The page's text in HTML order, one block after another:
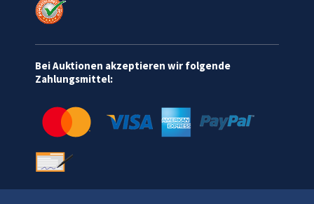
Bei Auktionen akzeptieren wir folgende
Zahlungsmittel: